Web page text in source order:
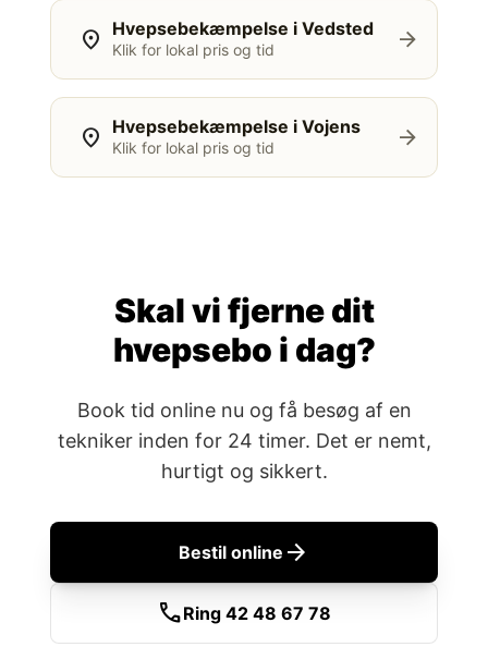
location_on Hvepsebekæmpelse i Vedsted
Klik for lokal pris og tid arrow_forward
location_on Hvepsebekæmpelse i Vojens
Klik for lokal pris og tid arrow_forward
Skal vi fjerne dit
hvepsebo i dag?
Book tid online nu og få besøg af en
tekniker inden for 24 timer. Det er nemt,
hurtigt og sikkert.
Bestil online arrow_forward
callRing 42 48 67 78